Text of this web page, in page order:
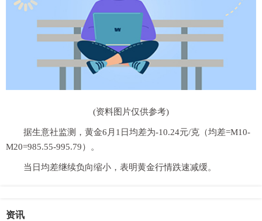
(资料图片仅供参考)
据生意社监测，黄金6月1日均差为-10.24元/克（均差=M10-
M20=985.55-995.79）。
当日均差继续负向缩小，表明黄金行情跌速减缓。
资讯